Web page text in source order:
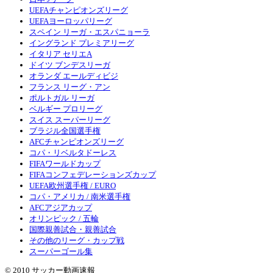
UEFAチャンピオンズリーグ
UEFAヨーロッパリーグ
スペイン リーガ・エスパニョーラ
イングランド プレミアリーグ
イタリア セリエA
ドイツ ブンデスリーガ
オランダ エールディビジ
フランス リーグ・アン
ポルトガル リーガ
ベルギー プロリーグ
スイス スーパーリーグ
ブラジル全国選手権
AFCチャンピオンズリーグ
コパ・リベルタドーレス
FIFAワールドカップ
FIFAコンフェデレーションズカップ
UEFA欧州選手権 / EURO
コパ・アメリカ / 南米選手権
AFCアジアカップ
オリンピック / 五輪
国際親善試合・親善試合
その他のリーグ・カップ戦
スーパーゴール集
© 2010 サッカー動画速報